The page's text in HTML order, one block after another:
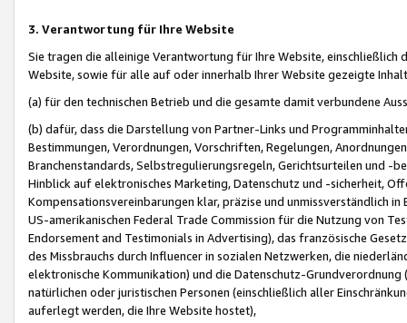
3. Verantwortung für Ihre Website
Sie tragen die alleinige Verantwortung für Ihre Website,
Website, sowie für alle auf oder innerhalb Ihrer Website gezeigte
(a) für den technischen Betrieb und die gesamte damit verbundene
(b) dafür, dass die Darstellung von Partner-Links und
Bestimmungen, Verordnungen, Vorschriften, Regelungen,
Branchenstandards, Selbstregulierungsregeln, Gerichtsurteilen und -
Hinblick auf elektronisches Marketing, Datenschutz und -sicherheit,
Kompensationsvereinbarungen klar, präzise und unmissverständlich
US-amerikanischen Federal Trade Commission für die Nutzung von
Endorsement and Testimonials in Advertising), das französische
des Missbrauchs durch Influencer in sozialen Netzwerken, die
elektronische Kommunikation) und die Datenschutz-
natürlichen oder juristischen Personen (einschließlich aller
auferlegt werden, die Ihre Website hostet),